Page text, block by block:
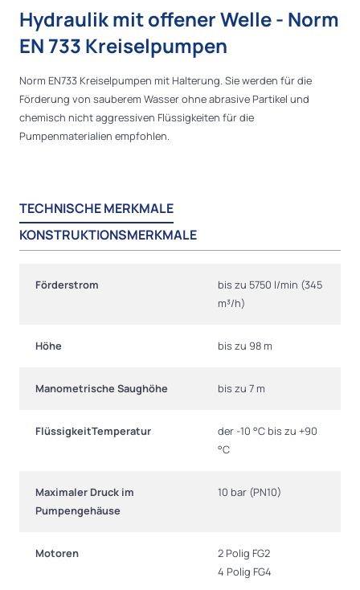
Hydraulik mit offener Welle - Norm
EN 733 Kreiselpumpen
Norm EN733 Kreiselpumpen mit Halterung. Sie werden für die
Förderung von sauberem Wasser ohne abrasive Partikel und
chemisch nicht aggressiven Flüssigkeiten für die
Pumpenmaterialien empfohlen.
TECHNISCHE MERKMALE
KONSTRUKTIONSMERKMALE
Förderstrom
bis zu 5750 l/min (345
m³/h)
Höhe bis zu 98 m
Manometrische Saughöhe bis zu 7 m
FlüssigkeitTemperatur
der -10 °C bis zu +90
°C
Maximaler Druck im
Pumpengehäuse
10 bar (PN10)
Motoren
2 Polig FG2
4 Polig FG4